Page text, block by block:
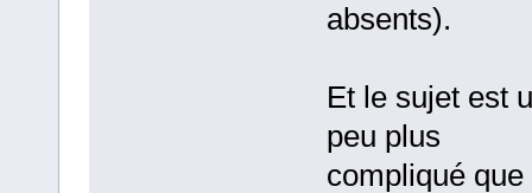
absents).
Et le sujet est
peu plus
compliqué que